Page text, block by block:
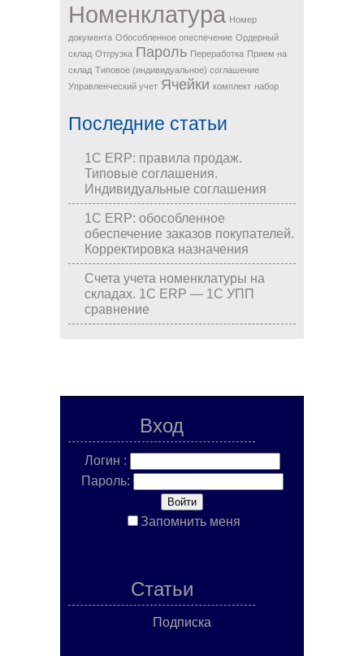
Номенклатура Номер
документа Обособленное опеспечение Ордерный
склад Отгрузка Пароль Переработка Прием на
склад Типовое (индивидуальное) соглашение
Управленческий учет Ячейки комплект набор
Последние статьи
1С ERP: правила продаж.
Типовые соглашения.
Индивидуальные соглашения
1С ERP: обособленное
обеспечение заказов покупателей.
Корректировка назначения
Счета учета номенклатуры на
складах. 1С ERP — 1С УПП
сравнение
Вход
Логин :
Пароль:
Запомнить меня
Статьи
Подписка